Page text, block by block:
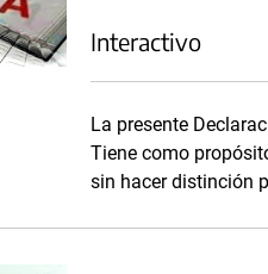
Interactivo
La presente
Tiene como
sin hacer distinción